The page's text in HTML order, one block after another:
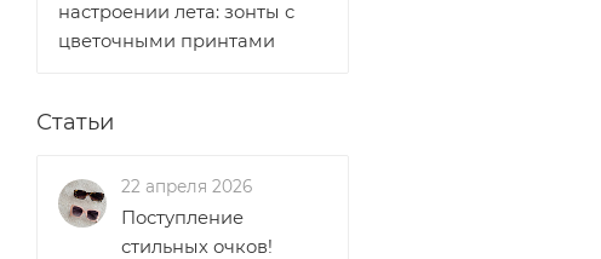
настроении лета: зонты с
цветочными принтами
Статьи
22 апреля 2026
Поступление
стильных очков!